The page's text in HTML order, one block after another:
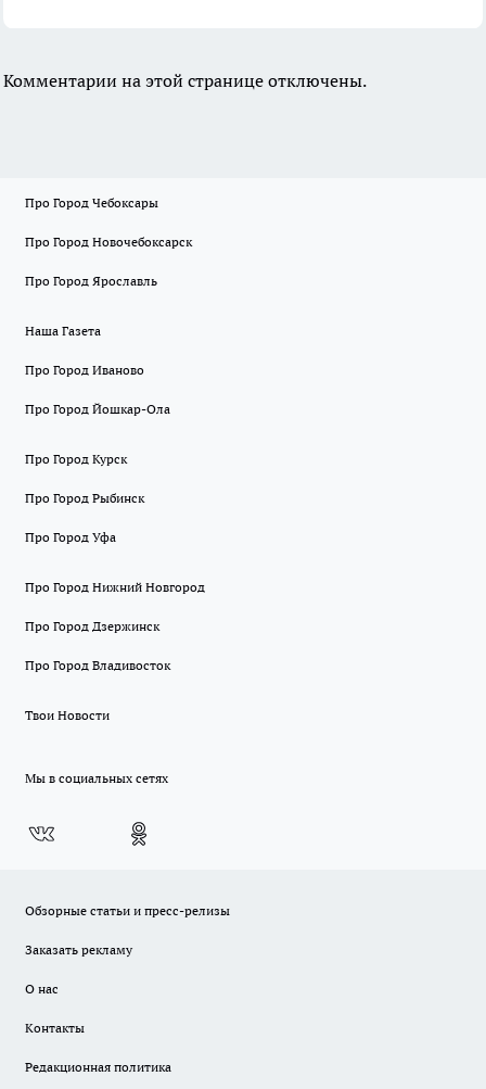
Комментарии на этой странице отключены.
Про Город Чебоксары
Про Город Новочебоксарск
Про Город Ярославль
Наша Газета
Про Город Иваново
Про Город Йошкар-Ола
Про Город Курск
Про Город Рыбинск
Про Город Уфа
Про Город Нижний Новгород
Про Город Дзержинск
Про Город Владивосток
Твои Новости
Мы в социальных сетях
Обзорные статьи и пресс-релизы
Заказать рекламу
О нас
Контакты
Редакционная политика